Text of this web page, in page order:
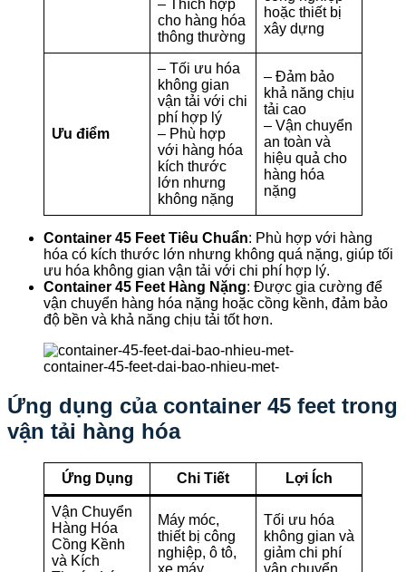
– Thích hợp
cho hàng hóa
thông thường
hoặc thiết bị
xây dựng
Ưu điểm
– Tối ưu hóa
không gian
vận tải với chi
phí hợp lý
– Phù hợp
với hàng hóa
kích thước
lớn nhưng
không nặng
– Đảm bảo
khả năng chịu
tải cao
– Vận chuyển
an toàn và
hiệu quả cho
hàng hóa
nặng
Container 45 Feet Tiêu Chuẩn: Phù hợp với hàng
hóa có kích thước lớn nhưng không quá nặng, giúp tối
ưu hóa không gian vận tải với chi phí hợp lý.
Container 45 Feet Hàng Nặng: Được gia cường để
vận chuyển hàng hóa nặng hoặc cồng kềnh, đảm bảo
độ bền và khả năng chịu tải tốt hơn.
container-45-feet-dai-bao-nhieu-met-
Ứng dụng của container 45 feet trong
vận tải hàng hóa
Ứng Dụng Chi Tiết Lợi Ích
Vận Chuyển
Hàng Hóa
Cồng Kềnh
và Kích
Máy móc,
thiết bị công
nghiệp, ô tô,
xe máy.
Tối ưu hóa
không gian và
giảm chi phí
vận chuyển.